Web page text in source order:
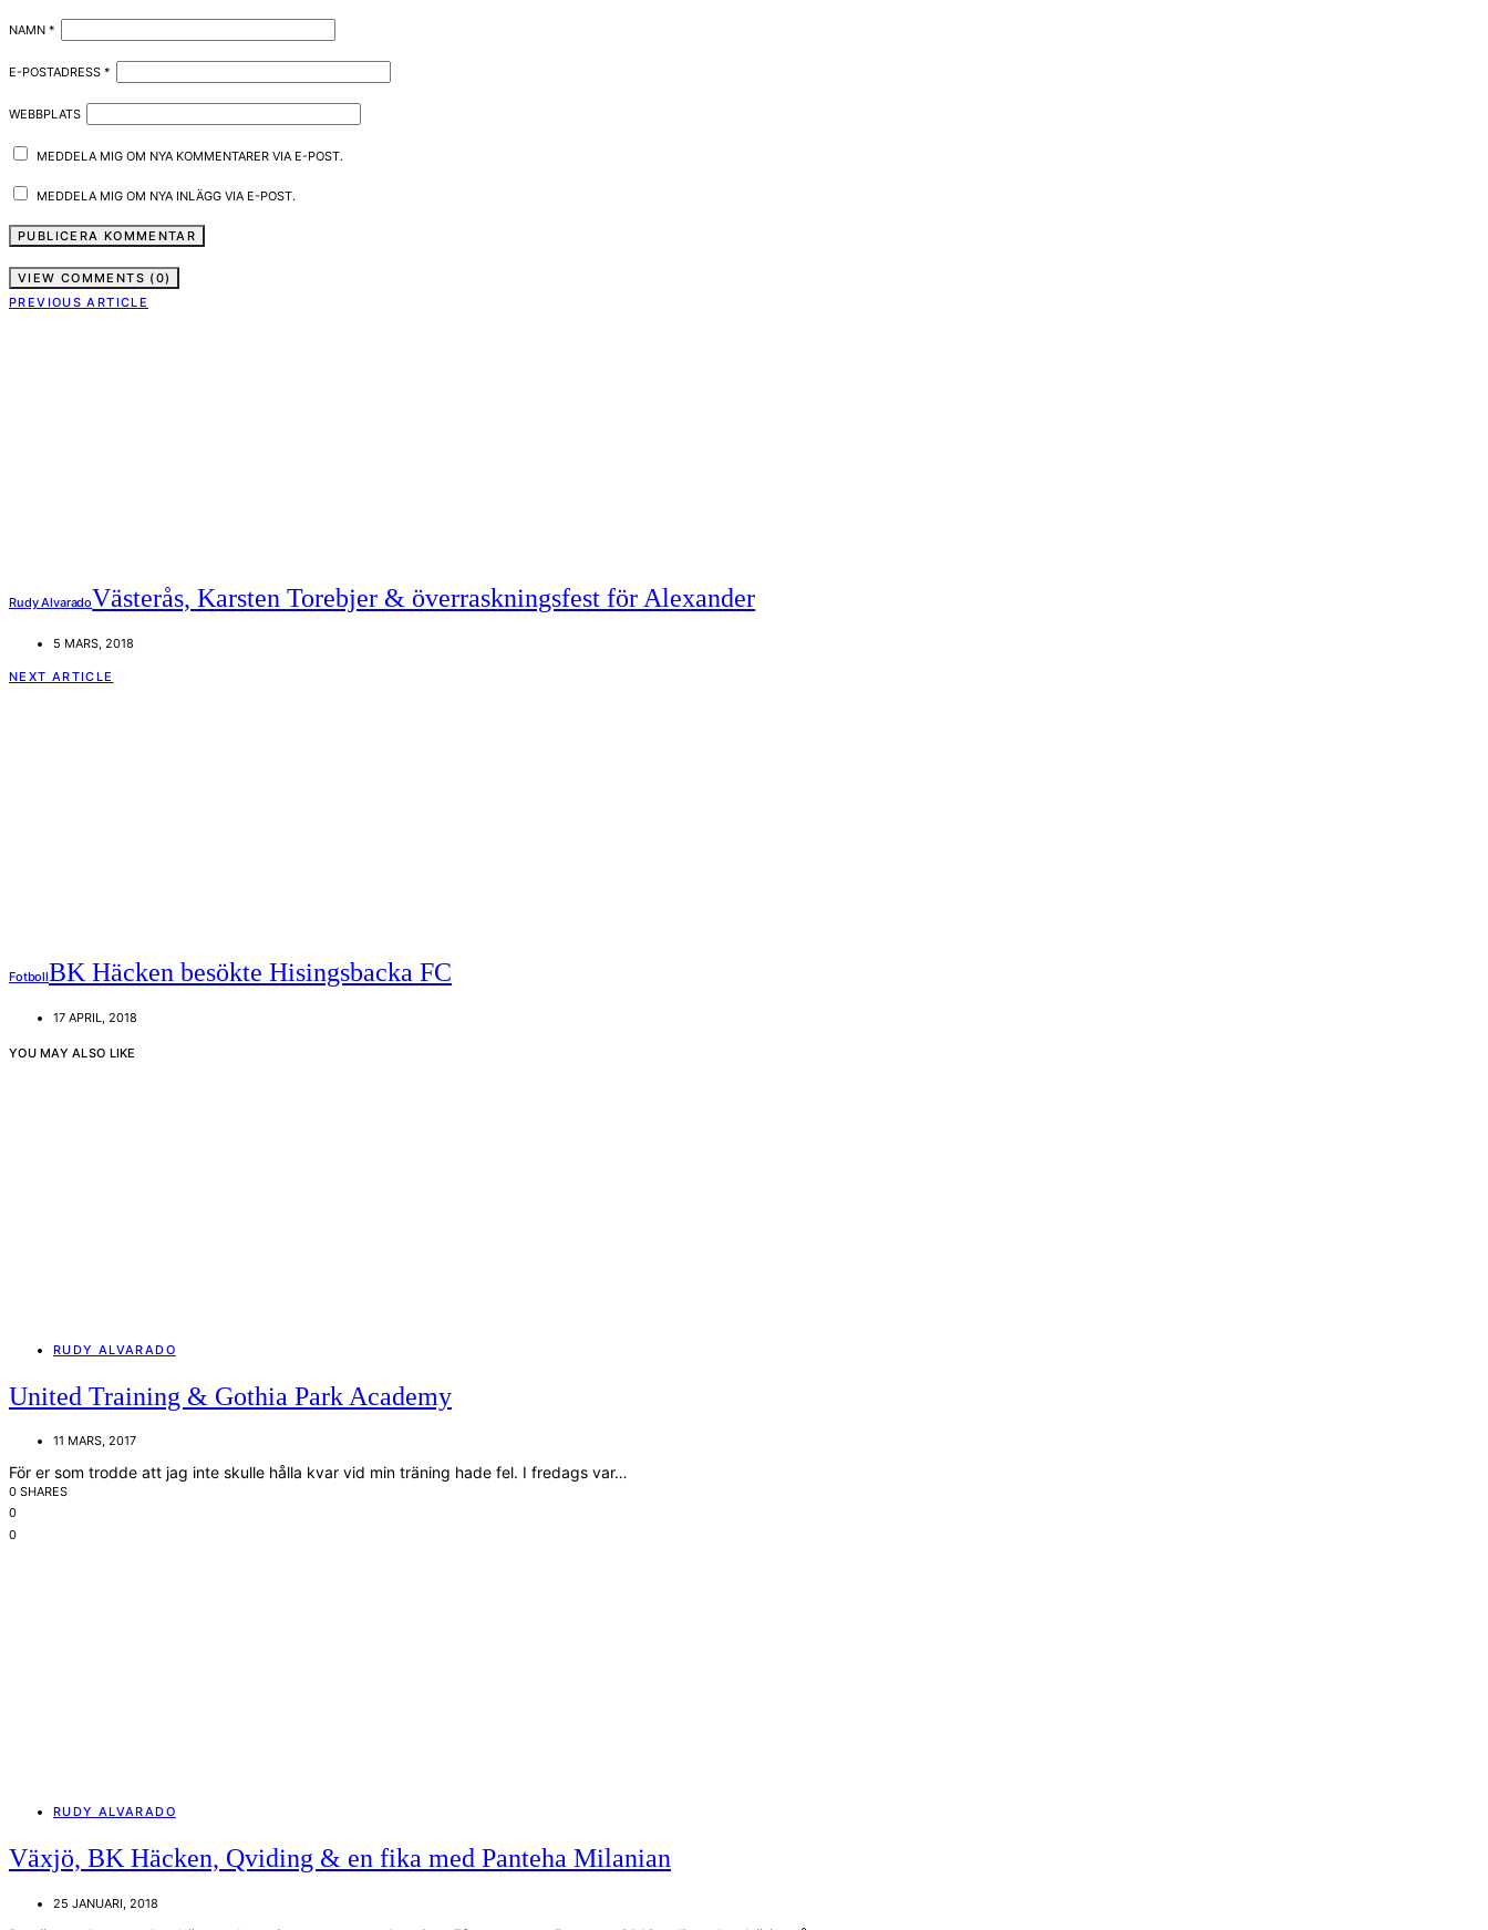
NAMN *
E-POSTADRESS *
WEBBPLATS
MEDDELA MIG OM NYA KOMMENTARER VIA E-POST.
MEDDELA MIG OM NYA INLÄGG VIA E-POST.
VIEW COMMENTS (0)
PREVIOUS ARTICLE
Rudy AlvaradoVästerås, Karsten Torebjer & överraskningsfest för Alexander
5 MARS, 2018
NEXT ARTICLE
FotbollBK Häcken besökte Hisingsbacka FC
17 APRIL, 2018
YOU MAY ALSO LIKE
RUDY ALVARADO
United Training & Gothia Park Academy
11 MARS, 2017
För er som trodde att jag inte skulle hålla kvar vid min träning hade fel. I fredags var…
0 SHARES
0
0
RUDY ALVARADO
Växjö, BK Häcken, Qviding & en fika med Panteha Milanian
25 JANUARI, 2018